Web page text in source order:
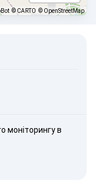
© CARTO © OpenStreetMap
моніторингу в